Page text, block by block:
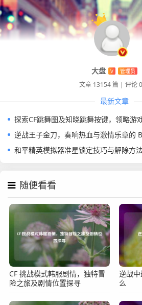
大盘 V 管理员
文章 13154 篇 | 评论
最新文章
探索CF跳舞图及知晓跳舞按键，领略游
逆战王子金刀，奏响热血与激情乐章的
和平精英模拟器准星锁定技巧与解除方
随便看看
CF 挑战模式韩服剧情，独特冒
险之旅及剧情位置探寻
逆战
么